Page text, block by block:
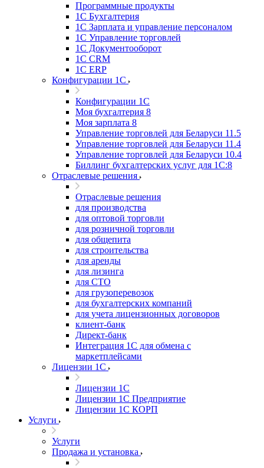
Программные продукты
1С Бухгалтерия
1С Зарплата и управление персоналом
1С Управление торговлей
1С Документооборот
1С CRM
1С ERP
Конфигурации 1С
Конфигурации 1С
Моя бухгалтерия 8
Моя зарплата 8
Управление торговлей для Беларуси 11.5
Управление торговлей для Беларуси 11.4
Управление торговлей для Беларуси 10.4
Биллинг бухгалтерских услуг для 1С:8
Отраслевые решения
Отраслевые решения
для производства
для оптовой торговли
для розничной торговли
для общепита
для строительства
для аренды
для лизинга
для СТО
для грузоперевозок
для бухгалтерских компаний
для учета лицензионных договоров
клиент-банк
Директ-банк
Интеграция 1C для обмена с
маркетплейсами
Лицензии 1С
Лицензии 1С
Лицензии 1С Предприятие
Лицензии 1С КОРП
Услуги
Услуги
Продажа и установка